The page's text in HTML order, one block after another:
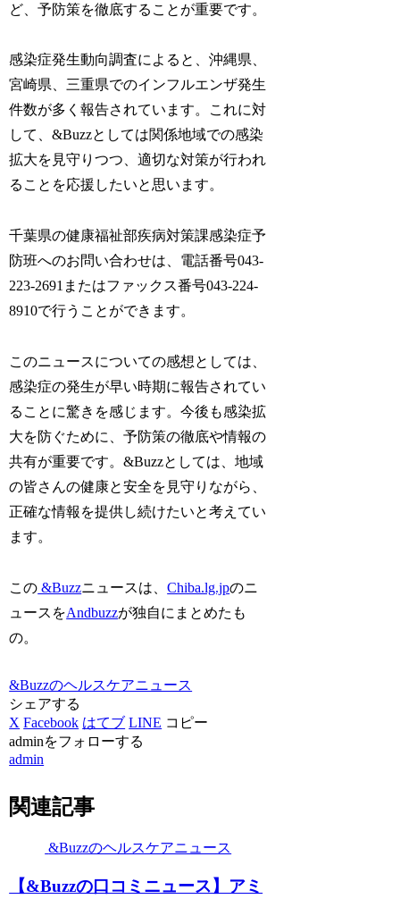
ど、予防策を徹底することが重要です。
感染症発生動向調査によると、沖縄県、
宮崎県、三重県でのインフルエンザ発生
件数が多く報告されています。これに対
して、&Buzzとしては関係地域での感染
拡大を見守りつつ、適切な対策が行われ
ることを応援したいと思います。
千葉県の健康福祉部疾病対策課感染症予
防班へのお問い合わせは、電話番号043-
223-2691またはファックス番号043-224-
8910で行うことができます。
このニュースについての感想としては、
感染症の発生が早い時期に報告されてい
ることに驚きを感じます。今後も感染拡
大を防ぐために、予防策の徹底や情報の
共有が重要です。&Buzzとしては、地域
の皆さんの健康と安全を見守りながら、
正確な情報を提供し続けたいと考えてい
ます。
この &Buzzニュースは、Chiba.lg.jpのニ
ュースをAndbuzzが独自にまとめたも
の。
&Buzzのヘルスケアニュース
シェアする
X Facebook はてブ LINE コピー
adminをフォローする
admin
関連記事
&Buzzのヘルスケアニュース
【&Buzzの口コミニュース】アミ